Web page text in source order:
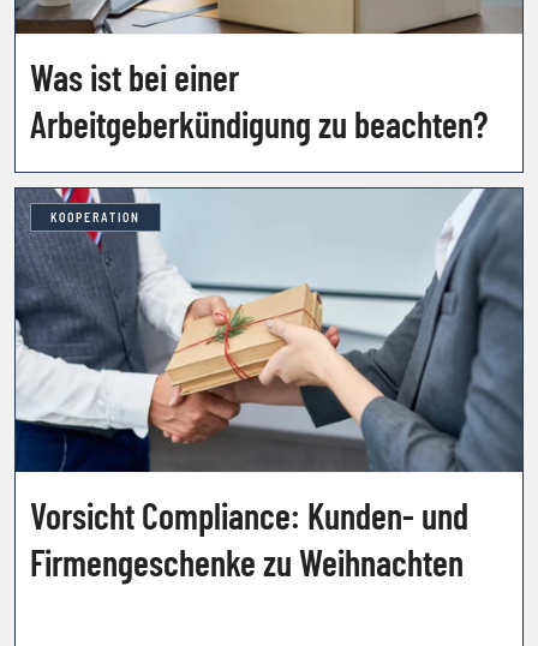
Was ist bei einer
Arbeitgeberkündigung zu beachten?
KOOPERATION
Vorsicht Compliance: Kunden- und
Firmengeschenke zu Weihnachten